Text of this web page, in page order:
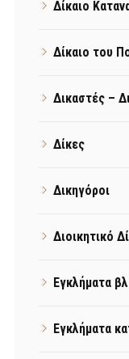
Δίκαιο
Δίκαιο του
Δικαστές –
Δίκες
Δικηγόροι
Διοικητικό
Εγκλήματα
Εγκλήματα